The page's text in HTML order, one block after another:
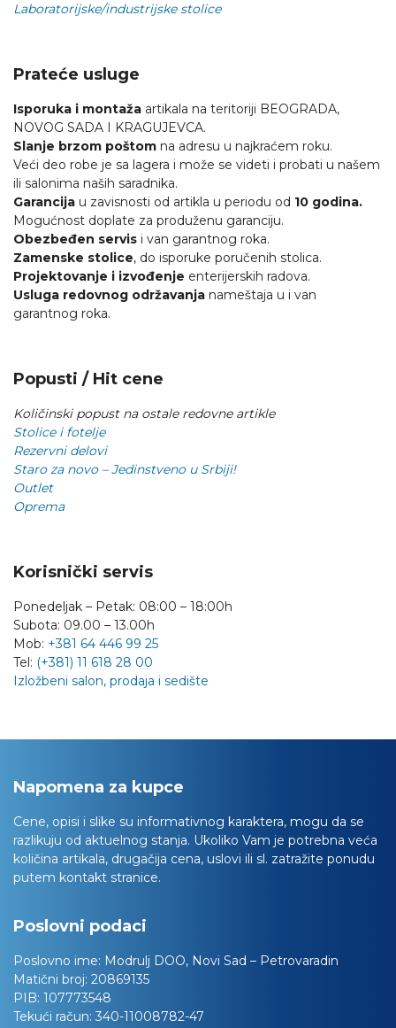
Laboratorijske/industrijske stolice
Prateće usluge
Isporuka i montaža artikala na teritoriji BEOGRADA,
NOVOG SADA I KRAGUJEVCA.
Slanje brzom poštom na adresu u najkraćem roku.
Veći deo robe je sa lagera i može se videti i probati u našem
ili salonima naših saradnika.
Garancija u zavisnosti od artikla u periodu od 10 godina.
Mogućnost doplate za produženu garanciju.
Obezbeđen servis i van garantnog roka.
Zamenske stolice, do isporuke poručenih stolica.
Projektovanje i izvođenje enterijerskih radova.
Usluga redovnog održavanja nameštaja u i van
garantnog roka.
Popusti / Hit cene
Količinski popust na ostale redovne artikle
Stolice i fotelje
Rezervni delovi
Staro za novo – Jedinstveno u Srbiji!
Outlet
Oprema
Korisnički servis
Ponedeljak – Petak: 08:00 – 18:00h
Subota: 09.00 – 13.00h
Mob: +381 64 446 99 25
Tel: (+381) 11 618 28 00
Izložbeni salon, prodaja i sedište
Napomena za kupce
Cene, opisi i slike su informativnog karaktera, mogu da se
razlikuju od aktuelnog stanja. Ukoliko Vam je potrebna veća
količina artikala, drugačija cena, uslovi ili sl. zatražite ponudu
putem kontakt stranice.
Poslovni podaci
Poslovno ime: Modrulj DOO, Novi Sad – Petrovaradin
Matični broj: 20869135
PIB: 107773548
Tekući račun: 340-11008782-47